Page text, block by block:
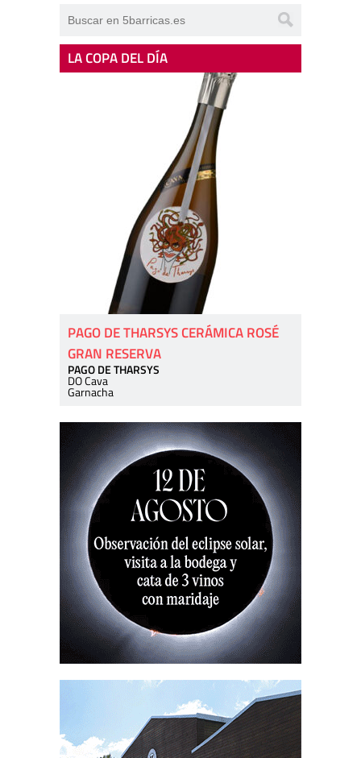
LA COPA DEL DÍA
PAGO DE THARSYS CERÁMICA ROSÉ
GRAN RESERVA
PAGO DE THARSYS
DO Cava
Garnacha